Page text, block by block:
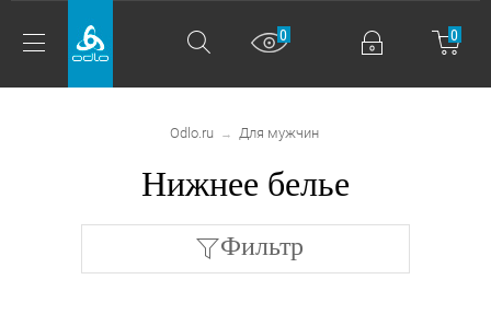
0
0
Odlo.ru → Для мужчин
Нижнее белье
Фильтр